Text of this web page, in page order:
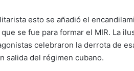
esto se añadió el
se fue para formar el MIR. La
celebraron la derrota de
salida del régimen cubano.